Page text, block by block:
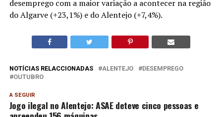
desemprego com a maior variação a acontecer na região
do Algarve (+23,1%) e do Alentejo (+7,4%).
NOTÍCIAS RELACCIONADAS ALENTEJO
DESEMPREGO
OUTUBRO
A SEGUIR
Jogo ilegal no Alentejo: ASAE deteve cinco pessoas e